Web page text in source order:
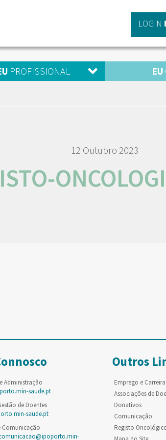
LOGIN
PROFISSIONAL EU
12 Outubro 2023
Administração
saude.pt
de Doentes
saude.pt
Comunicação
Outros
Emprego e Carreira
Associações de
Donativos
Comunicação
Registo